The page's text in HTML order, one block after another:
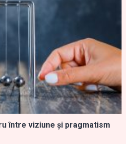
între viziune și pragmatism